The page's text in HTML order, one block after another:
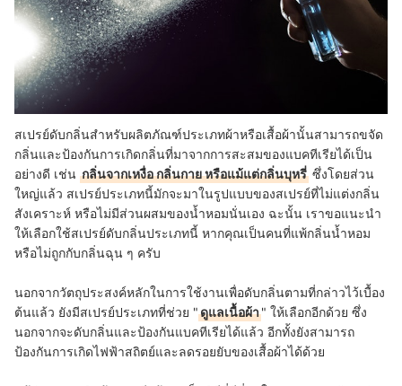
สเปรย์ดับกลิ่นสำหรับผลิตภัณฑ์ประเภทผ้าหรือเสื้อผ้านั้นสามารถขจัด
กลิ่นและป้องกันการเกิดกลิ่นที่มาจากการสะสมของแบคทีเรียได้เป็น
อย่างดี เช่น กลิ่นจากเหงื่อ กลิ่นกาย หรือแม้แต่กลิ่นบุหรี่ ซึ่งโดยส่วน
ใหญ่แล้ว สเปรย์ประเภทนี้มักจะมาในรูปแบบของสเปรย์ที่ไม่แต่งกลิ่น
สังเคราะห์ หรือไม่มีส่วนผสมของน้ำหอมนั่นเอง ฉะนั้น เราขอแนะนำ
ให้เลือกใช้สเปรย์ดับกลิ่นประเภทนี้ หากคุณเป็นคนที่แพ้กลิ่นน้ำหอม
หรือไม่ถูกกับกลิ่นฉุน ๆ ครับ
นอกจากวัตถุประสงค์หลักในการใช้งานเพื่อดับกลิ่นตามที่กล่าวไว้เบื้อง
ต้นแล้ว ยังมีสเปรย์ประเภทที่ช่วย "ดูแลเนื้อผ้า" ให้เลือกอีกด้วย ซึ่ง
นอกจากจะดับกลิ่นและป้องกันแบคทีเรียได้แล้ว อีกทั้งยังสามารถ
ป้องกันการเกิดไฟฟ้าสถิตย์และลดรอยยับของเสื้อผ้าได้ด้วย